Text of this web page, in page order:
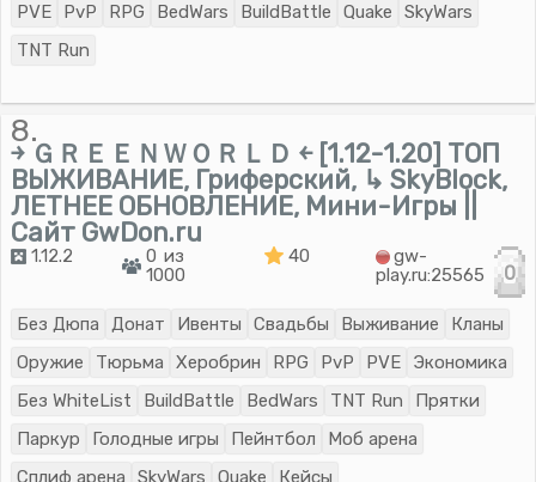
PVE
PvP RPG BedWars BuildBattle Quake
SkyWars
TNT Run
8.
￫ ＧＲＥＥＮＷＯＲＬＤ ￩ [1.12-1.20] ТОП
ВЫЖИВАНИЕ, Гриферский, ↳ SkyBlock,
ЛЕТНЕЕ ОБНОВЛЕНИЕ, Мини-Игры ||
Сайт GwDon.ru
1.12.2
0 из
1000
40
gw-
play.ru:25565
0
Без Дюпа Донат Ивенты Свадьбы Выживание
Кланы
Оружие
Тюрьма Херобрин RPG PvP PVE
Экономика
Без WhiteList
BuildBattle BedWars TNT Run
Прятки
Паркур
Голодные игры Пейнтбол
Моб арена
Сплиф арена
SkyWars Quake Кейсы